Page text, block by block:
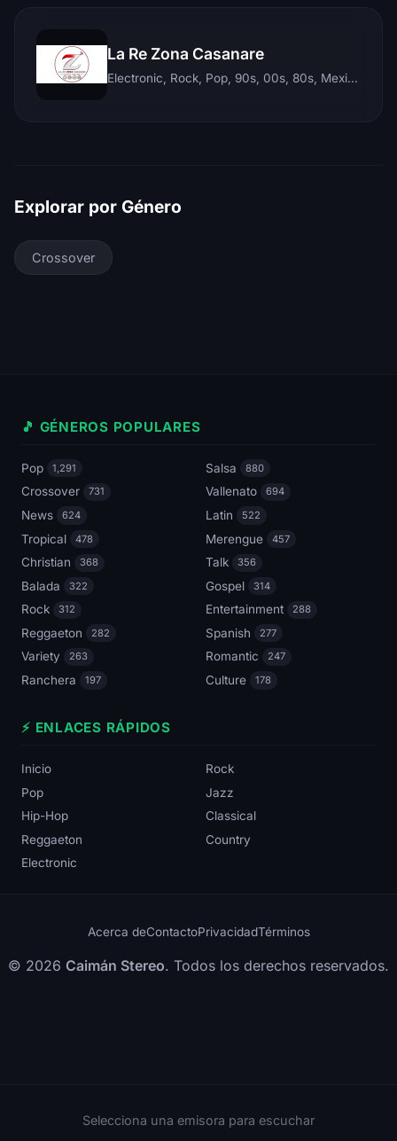
La Re Zona Casanare
Electronic, Rock, Pop, 90s, 00s, 80s, Mexican, Ranchera, Reggaeton, Instrumental, Salsa, Merengue, Tropical, Romantic, Vallenato, Llanera
Explorar por Género
Crossover
🎵 GÉNEROS POPULARES
Pop 1,291 Salsa 880
Crossover 731 Vallenato 694
News 624 Latin 522
Tropical 478 Merengue 457
Christian 368 Talk 356
Balada 322 Gospel 314
Rock 312 Entertainment 288
Reggaeton 282 Spanish 277
Variety 263 Romantic 247
Ranchera 197 Culture 178
⚡ ENLACES RÁPIDOS
Inicio
Rock
Pop
Jazz
Hip-Hop
Classical
Reggaeton
Country
Electronic
Acerca deContactoPrivacidadTérminos
© 2026 Caimán Stereo. Todos los derechos reservados.
Selecciona una emisora para escuchar